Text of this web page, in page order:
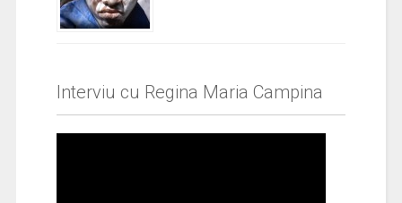
Interviu cu Regina Maria Campina